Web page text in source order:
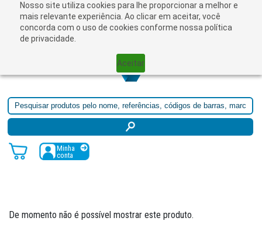
Nosso site utiliza cookies para lhe proporcionar a melhor e
mais relevante experiência. Ao clicar em aceitar, você
concorda com o uso de cookies conforme nossa política
de privacidade.
Aceitar
Minha
conta
De momento não é possível mostrar este produto.